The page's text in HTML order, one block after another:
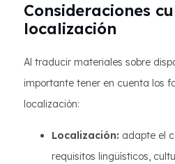
Consideraciones
localización
Al traducir materiales sobre
importante tener en cuenta los
localización:
Localización: adapte el
requisitos lingüísticos,